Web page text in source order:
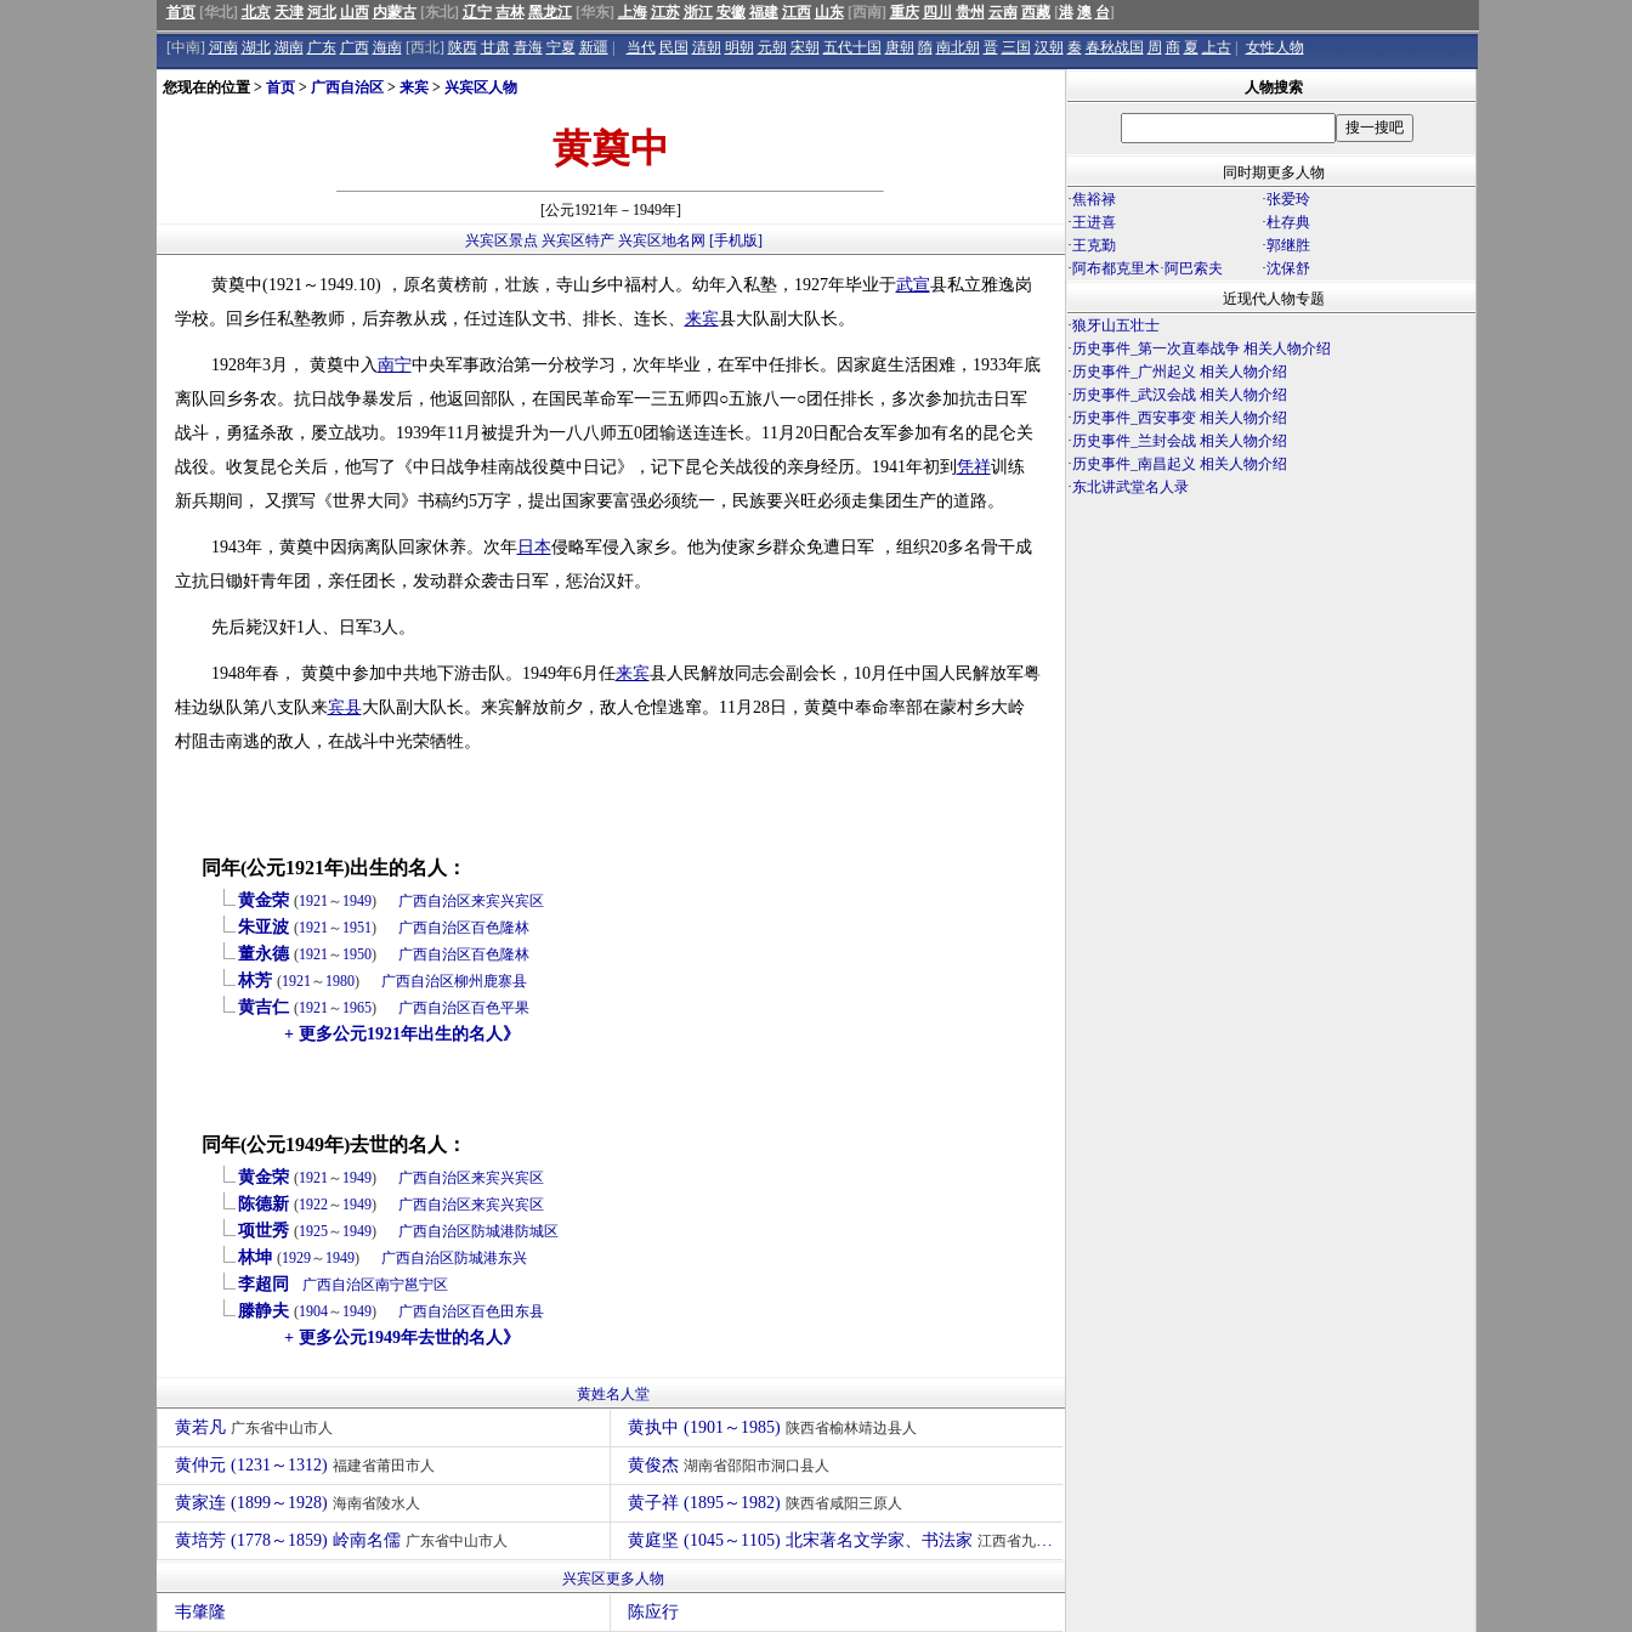
首页[华北] 北京 天津 河北 山西 内蒙古[东北] 辽宁 吉林 黑龙江[华东] 上海 江苏 浙江 安徽 福建 江西 山东[西南] 重庆 四川 贵州 云南 西藏[港 澳 台]
[中南] 河南 湖北 湖南 广东 广西 海南[西北] 陕西 甘肃 青海 宁夏 新疆 当代 民国 清朝 明朝 元朝 宋朝 五代十国 唐朝 隋 南北朝 晋 三国 汉朝 秦 春秋战国 周 商 夏 上古 女性人物
您现在的位置 > 首页> 广西自治区> 来宾> 兴宾区人物
黄奠中
[公元1921年－1949年]
兴宾区景点 兴宾区特产 兴宾区地名网 [手机版]
黄奠中(1921～1949.10) ，原名黄榜前，壮族，寺山乡中福村人。幼年入私塾，1927年毕业于武宣县私立雅逸岗
学校。回乡任私塾教师，后弃教从戎，任过连队文书、排长、连长、 来宾县大队副大队长。
1928年3月， 黄奠中入南宁中央军事政治第一分校学习，次年毕业，在军中任排长。因家庭生活困难，1933年底
离队回乡务农。抗日战争暴发后，他返回部队，在国民革命军一三五师四○五旅八一○团任排长，多次参加抗击日军
战斗，勇猛杀敌，屡立战功。1939年11月被提升为一八八师五0团输送连连长。11月20日配合友军参加有名的昆仑关
战役。收复昆仑关后，他写了《中日战争桂南战役奠中日记》，记下昆仑关战役的亲身经历。1941年初到 凭祥训练
新兵期间， 又撰写《世界大同》书稿约5万字，提出国家要富强必须统一，民族要兴旺必须走集团生产的道路。
1943年，黄奠中因病离队回家休养。次年日本侵略军侵入家乡。他为使家乡群众免遭日军 ，组织20多名骨干成
立抗日锄奸青年团，亲任团长，发动群众袭击日军，惩治汉奸。
先后毙汉奸1人、日军3人。
1948年春， 黄奠中参加中共地下游击队。1949年6月任来宾县人民解放同志会副会长，10月任中国人民解放军粤
桂边纵队第八支队来宾县大队副大队长。来宾解放前夕，敌人仓惶逃窜。11月28日，黄奠中奉命率部在蒙村乡大岭
村阻击南逃的敌人，在战斗中光荣牺牲。
同年(公元1921年)出生的名人：
黄金荣 (1921～ 1949) 广西自治区来宾兴宾区
朱亚波 (1921～ 1951) 广西自治区百色隆林
董永德 (1921～ 1950) 广西自治区百色隆林
林芳 (1921～ 1980) 广西自治区柳州 鹿寨县
黄吉仁 (1921～ 1965) 广西自治区百色平果
+ 更多公元1921年出生的名人》
同年(公元1949年)去世的名人：
黄金荣 (1921～ 1949) 广西自治区来宾兴宾区
陈德新 (1922～ 1949) 广西自治区来宾兴宾区
项世秀 (1925～ 1949) 广西自治区防城港防城区
林坤 (1929～ 1949) 广西自治区防城港东兴
李超同 广西自治区南宁邕宁区
滕静夫 (1904～ 1949) 广西自治区百色田东县
+ 更多公元1949年去世的名人》
黄姓名人堂
黄若凡 广东省中山市人 黄执中 (1901～1985) 陕西省榆林靖边县人
黄仲元 (1231～1312) 福建省莆田市人 黄俊杰 湖南省邵阳市洞口县人
黄家连 (1899～1928) 海南省陵水人 黄子祥 (1895～1982) 陕西省咸阳三原人
黄培芳 (1778～1859) 岭南名儒 广东省中山市人 黄庭坚 (1045～1105) 北宋著名文学家、书法家 江西省九江市修水人
兴宾区更多人物
韦肇隆 陈应行
人物搜索
同时期更多人物
·焦裕禄 ·张爱玲
·王进喜 ·杜存典
·王克勤 ·郭继胜
·阿布都克里木·阿巴索夫 ·沈保舒
近现代人物专题
·狼牙山五壮士
·历史事件_第一次直奉战争 相关人物介绍
·历史事件_广州起义 相关人物介绍
·历史事件_武汉会战 相关人物介绍
·历史事件_西安事变 相关人物介绍
·历史事件_兰封会战 相关人物介绍
·历史事件_南昌起义 相关人物介绍
·东北讲武堂名人录